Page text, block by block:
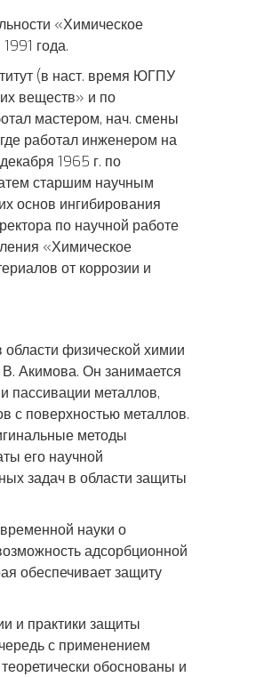
«Химическое
года.
(в наст. время ЮГПУ
веществ» и по
мастером, нач. смены
работал инженером на
1965 г. по
старшим научным
основ ингибирования
по научной работе
«Химическое
от коррозии и
физической химии
Акимова. Он занимается
пассивации металлов,
с поверхностью металлов.
методы
его научной
задач в области защиты
науки о
адсорбционной
обеспечивает защиту
и практики защиты
с применением
обоснованы и